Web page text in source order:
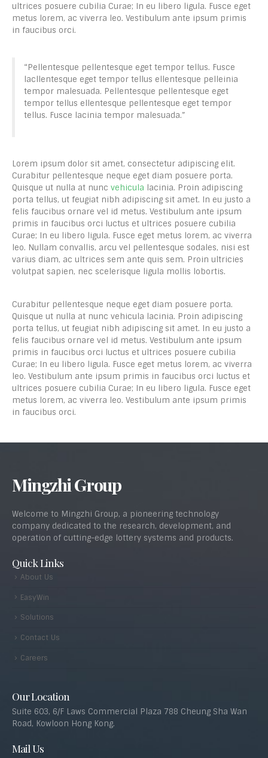
ultrices posuere cubilia Curae; In eu libero ligula. Fusce eget
metus lorem, ac viverra leo. Vestibulum ante ipsum primis
in faucibus orci.
“Pellentesque pellentesque eget tempor tellus. Fusce
lacllentesque eget tempor tellus ellentesque pelleinia
tempor malesuada. Pellentesque pellentesque eget
tempor tellus ellentesque pellentesque eget tempor
tellus. Fusce lacinia tempor malesuada.”
Lorem ipsum dolor sit amet, consectetur adipiscing elit.
Curabitur pellentesque neque eget diam posuere porta.
Quisque ut nulla at nunc vehicula lacinia. Proin adipiscing
porta tellus, ut feugiat nibh adipiscing sit amet. In eu justo a
felis faucibus ornare vel id metus. Vestibulum ante ipsum
primis in faucibus orci luctus et ultrices posuere cubilia
Curae; In eu libero ligula. Fusce eget metus lorem, ac viverra
leo. Nullam convallis, arcu vel pellentesque sodales, nisi est
varius diam, ac ultrices sem ante quis sem. Proin ultricies
volutpat sapien, nec scelerisque ligula mollis lobortis.
Curabitur pellentesque neque eget diam posuere porta.
Quisque ut nulla at nunc vehicula lacinia. Proin adipiscing
porta tellus, ut feugiat nibh adipiscing sit amet. In eu justo a
felis faucibus ornare vel id metus. Vestibulum ante ipsum
primis in faucibus orci luctus et ultrices posuere cubilia
Curae; In eu libero ligula. Fusce eget metus lorem, ac viverra
leo. Vestibulum ante ipsum primis in faucibus orci luctus et
ultrices posuere cubilia Curae; In eu libero ligula. Fusce eget
metus lorem, ac viverra leo. Vestibulum ante ipsum primis
in faucibus orci.
Mingzhi Group
Welcome to Mingzhi Group, a pioneering technology
company dedicated to the research, development, and
operation of cutting-edge lottery systems and products.
Quick Links
About Us
EasyWin
Solutions
Contact Us
Careers
Our Location
Suite 603, 6/F Laws Commercial Plaza 788 Cheung Sha Wan
Road, Kowloon Hong Kong.
Mail Us